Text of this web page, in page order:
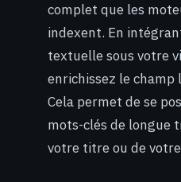
complet que les
indexent. En
textuelle sous votre
enrichissez le champ
Cela permet de se
mots-clés de longue
votre titre ou de